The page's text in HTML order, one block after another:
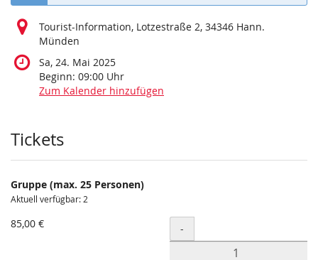
Tourist-Information, Lotzestraße 2, 34346 Hann.
Münden
Sa, 24. Mai 2025
Beginn: 09:00 Uhr
Zum Kalender hinzufügen
Produkte
Tickets
Gruppe (max. 25 Personen)
Aktuell verfügbar: 2
85,00 € Menge
-